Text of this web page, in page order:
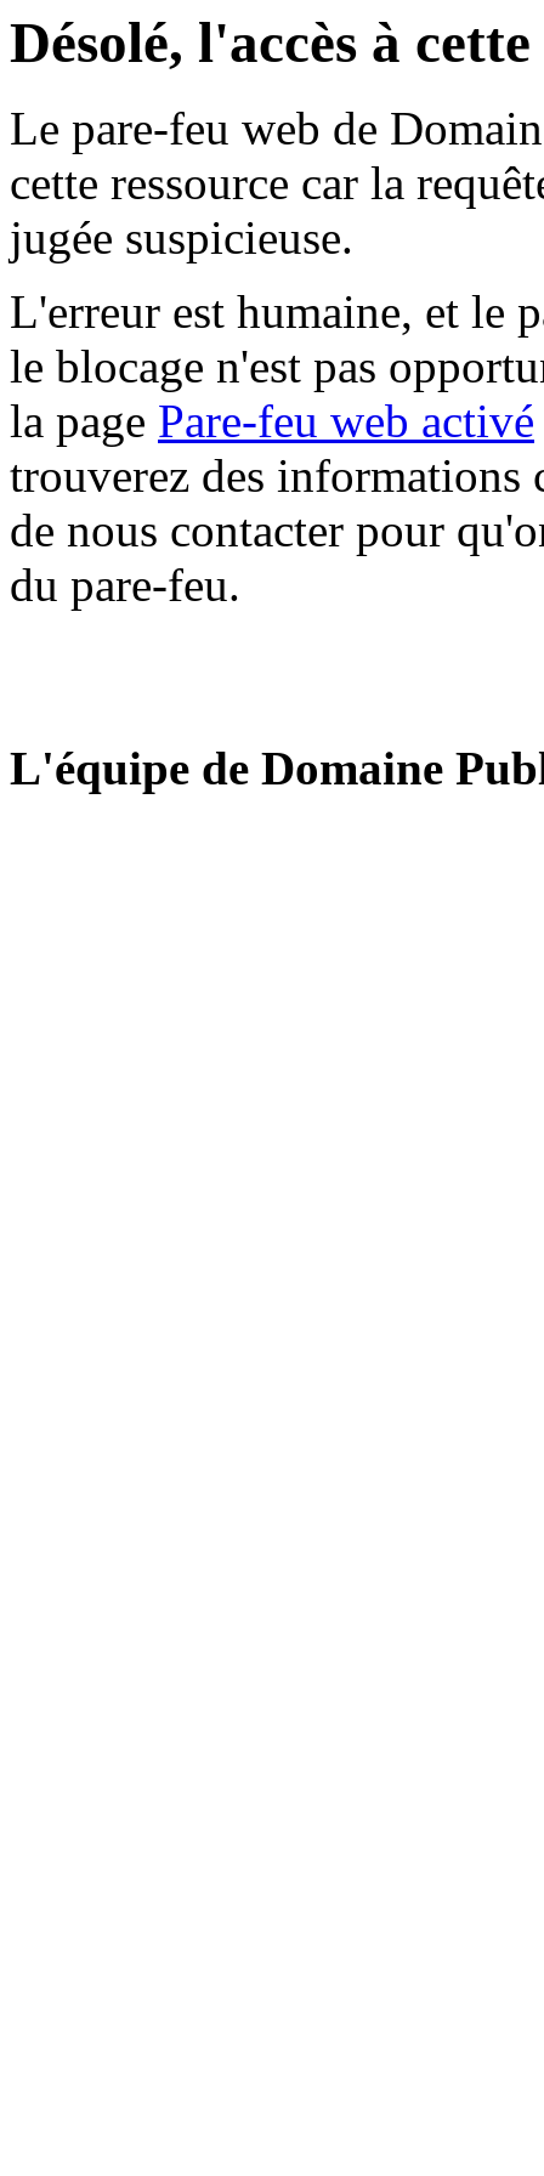
Désolé, l'accès à
Le pare-feu web de
cette ressource car la
jugée suspicieuse.
L'erreur est humaine, et le
le blocage n'est pas
la page Pare-feu web activé
trouverez des informations
de nous contacter pour
du pare-feu.
L'équipe de Domaine